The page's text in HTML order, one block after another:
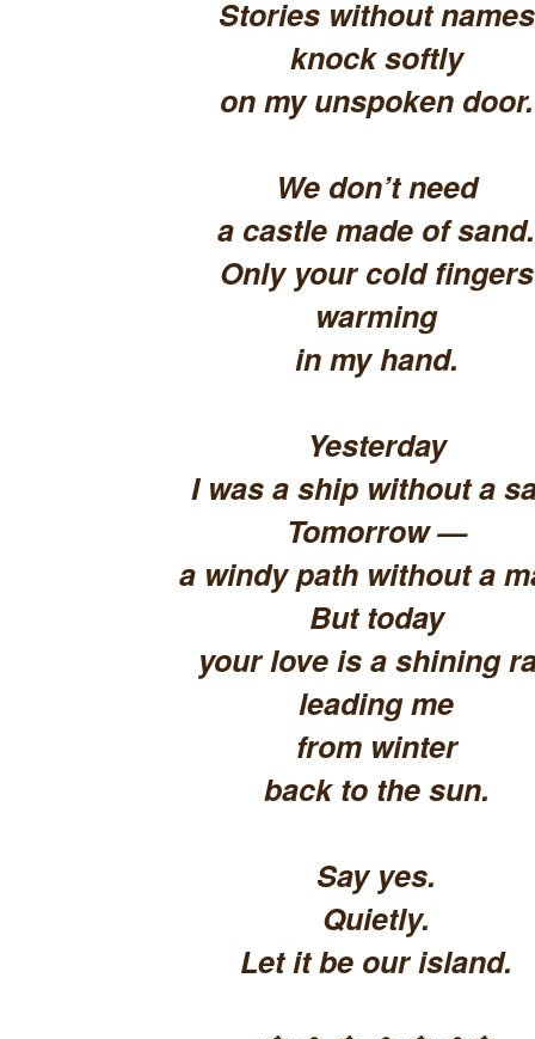
Stories without names
knock softly
on my unspoken door.
We don’t need
a castle made of sand.
Only your cold fingers
warming
in my hand.
Yesterday
I was a ship without a
Tomorrow —
a windy path without a
But today
your love is a shining
leading me
from winter
back to the sun.
Say yes.
Quietly.
Let it be our island.